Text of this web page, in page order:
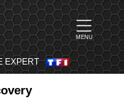
MENU
EXPERT